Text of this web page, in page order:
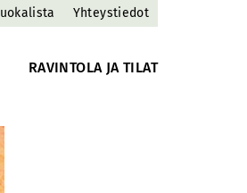
Yhteystiedot
RAVINTOLA JA TILAT